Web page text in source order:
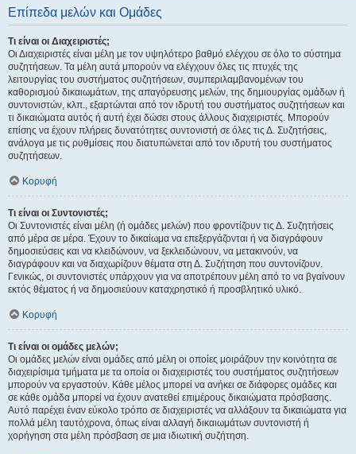
Επίπεδα μελών και Ομάδες
Τι είναι οι Διαχειριστές;
Οι Διαχειριστές είναι μέλη με τον υψηλότερο βαθμό ελέγχου σε όλο το σύστημα
συζητήσεων. Τα μέλη αυτά μπορούν να ελέγχουν όλες τις πτυχές της
λειτουργίας του συστήματος συζητήσεων, συμπεριλαμβανομένων του
καθορισμού δικαιωμάτων, της απαγόρευσης μελών, της δημιουργίας ομάδων ή
συντονιστών, κλπ., εξαρτώνται από τον ιδρυτή του συστήματος συζητήσεων και
τι δικαιώματα αυτός ή αυτή έχει δώσει στους άλλους διαχειριστές. Μπορούν
επίσης να έχουν πλήρεις δυνατότητες συντονιστή σε όλες τις Δ. Συζητήσεις,
ανάλογα με τις ρυθμίσεις που διατυπώνεται από τον ιδρυτή του συστήματος
συζητήσεων.
Κορυφή
Τι είναι οι Συντονιστές;
Οι Συντονιστές είναι μέλη (ή ομάδες μελών) που φροντίζουν τις Δ. Συζητήσεις
από μέρα σε μέρα. Έχουν το δικαίωμα να επεξεργάζονται ή να διαγράφουν
δημοσιεύσεις και να κλειδώνουν, να ξεκλειδώνουν, να μετακινούν, να
διαγράφουν και να διαχωρίζουν θέματα στη Δ. Συζήτηση που συντονίζουν.
Γενικώς, οι συντονιστές υπάρχουν για να αποτρέπουν μέλη από το να βγαίνουν
εκτός θέματος ή να δημοσιεύουν καταχρηστικό ή προσβλητικό υλικό.
Κορυφή
Τι είναι οι ομάδες μελών;
Οι ομάδες μελών είναι ομάδες από μέλη οι οποίες μοιράζουν την κοινότητα σε
διαχειρίσιμα τμήματα με τα οποία οι διαχειριστές του συστήματος συζητήσεων
μπορούν να εργαστούν. Κάθε μέλος μπορεί να ανήκει σε διάφορες ομάδες και
σε κάθε ομάδα μπορεί να έχουν ανατεθεί επιμέρους δικαιώματα πρόσβασης.
Αυτό παρέχει έναν εύκολο τρόπο σε διαχειριστές να αλλάξουν τα δικαιώματα για
πολλά μέλη ταυτόχρονα, όπως είναι αλλαγή δικαιωμάτων συντονιστή ή
χορήγηση στα μέλη πρόσβαση σε μια ιδιωτική συζήτηση.